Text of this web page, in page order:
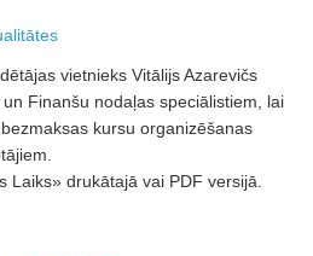
vietnieks Vitālijs Azarevičs
Finanšu nodaļas speciālistiem, lai
kursu organizēšanas
Laiks» drukātajā vai PDF versijā.